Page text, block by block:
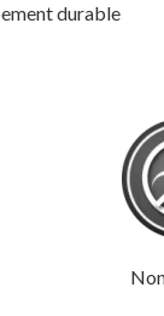
durable